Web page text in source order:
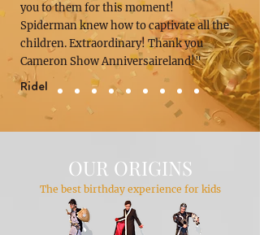
you to them for this moment!
Spiderman knew how to captivate all the
children. Extraordinary! Thank you
Cameron Show Anniversaireland!"
Ridel
OUR ORIGINS
The best birthday experience for kids